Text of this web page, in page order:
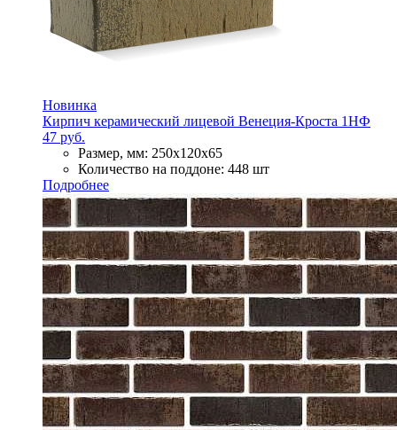
Новинка
Кирпич керамический лицевой Венеция-Кроста 1НФ
47 руб.
Размер, мм: 250х120х65
Количество на поддоне: 448 шт
Подробнее